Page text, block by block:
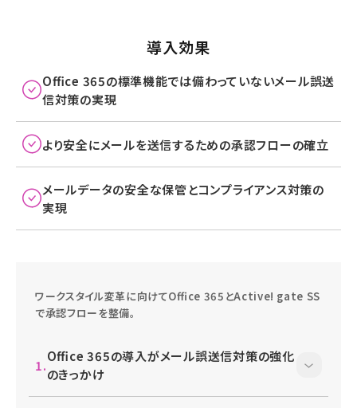
導入効果
Oﬃce 365の標準機能では備わっていないメール誤送
信対策の実現
より安全にメールを送信するための承認フローの確立
メールデータの安全な保管とコンプライアンス対策の
実現
ワークスタイル変革に向けてOﬃce 365とActive! gate SS
で承認フローを整備。
Oﬃce 365の導入がメール誤送信対策の強化
のきっかけ